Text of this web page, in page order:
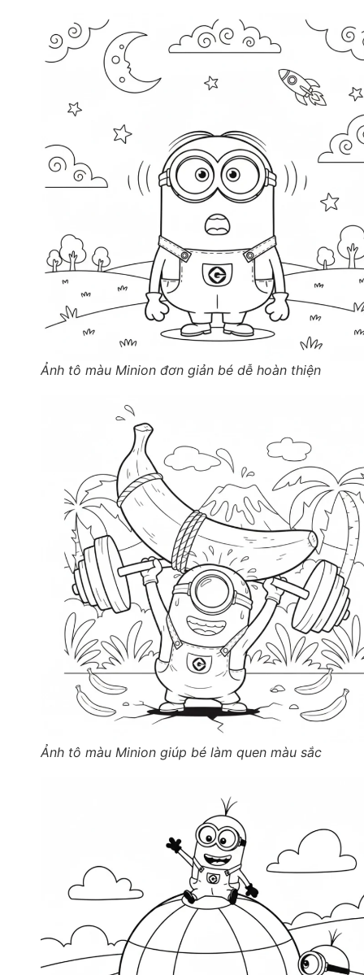
Ảnh tô màu Minion đơn giản bé dễ hoàn thiện
Ảnh tô màu Minion giúp bé làm quen màu sắc